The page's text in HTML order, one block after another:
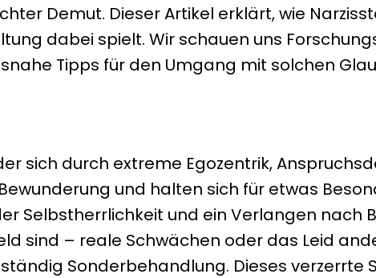
Demut. Dieser Artikel erklärt, wie
dabei spielt. Wir schauen uns
Tipps für den Umgang mit solchen
sich durch extreme Egozentrik,
und halten sich für etwas
Selbstherrlichkeit und ein Verlangen nach
sind – reale Schwächen oder das Leid
Sonderbehandlung. Dieses verzerrte